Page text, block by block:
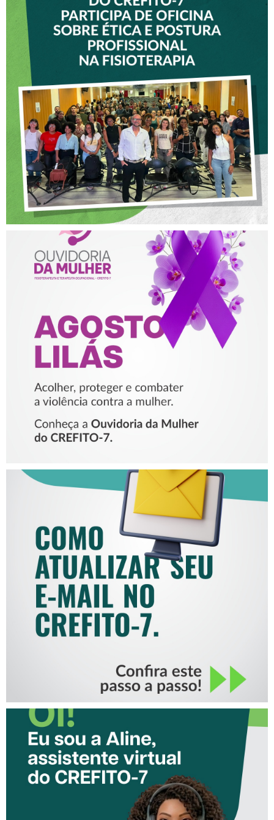
VICE-PRESIDENTE DO
CREFITO-7 PARTICIPA DE
OFICINA SOBRE ÉTICA E
POSTURA PROFISSIONAL
NA FISIOTERAPIA
AGOSTO LILÁS – ACOLHER,
PROTEGER E COMBATER A
VIOLÊNCIA CONTRA A
MULHER
COMO ATUALIZAR SEU E-
MAIL NO CREFITO-7
CONHEÇA A ‘ALINE’,
ASSISTENTE VIRTUAL DO